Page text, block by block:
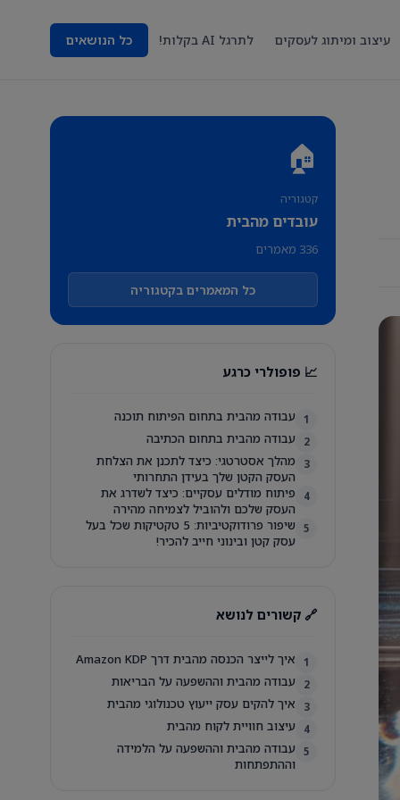
עיצוב ומיתוג לעסקים לתרגל AI בקלות! כל הנושאים
🏠
קטגוריה
עובדים מהבית
336 מאמרים
כל המאמרים בקטגוריה
📈 פופולרי כרגע
1 עבודה מהבית בתחום הפיתוח תוכנה
2 עבודה מהבית בתחום הכתיבה
3
מהלך אסטרטגי: כיצד לתכנן את הצלחת
העסק הקטן שלך בעידן התחרותי
4
פיתוח מודלים עסקיים: כיצד לשדרג את
העסק שלכם ולהוביל לצמיחה מהירה
5
שיפור פרודוקטיביות: 5 טקטיקות שכל בעל
עסק קטן ובינוני חייב להכיר!
🔗 קשורים לנושא
1 איך לייצר הכנסה מהבית דרך Amazon KDP
2 עבודה מהבית וההשפעה על הבריאות
3 איך להקים עסק ייעוץ טכנולוגי מהבית
4 עיצוב חוויית לקוח מהבית
5
עבודה מהבית וההשפעה על הלמידה
וההתפתחות